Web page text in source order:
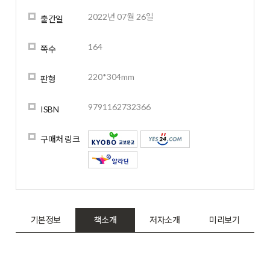
출간일 2022년 07월 26일
쪽수 164
판형 220*304mm
ISBN 9791162732366
구매처 링크
기본정보 책소개 저자소개 미리보기